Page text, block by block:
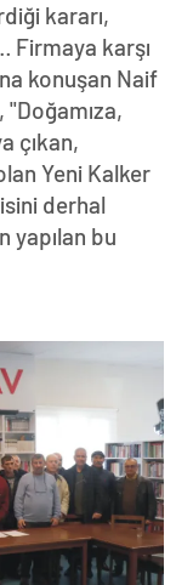
kararı,
Firmaya karşı
konuşan Naif
çıkan,
Yeni Kalker
derhal
yapılan bu